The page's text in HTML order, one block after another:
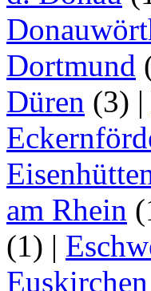
Dortmund
Düren (3) |
am Rhein
(1) |
Euskirchen